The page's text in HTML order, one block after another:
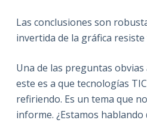
Las conclusiones son
invertida de la gráfica
Una de las preguntas
este es a que tecnologías
refiriendo. Es un tema que
informe. ¿Estamos